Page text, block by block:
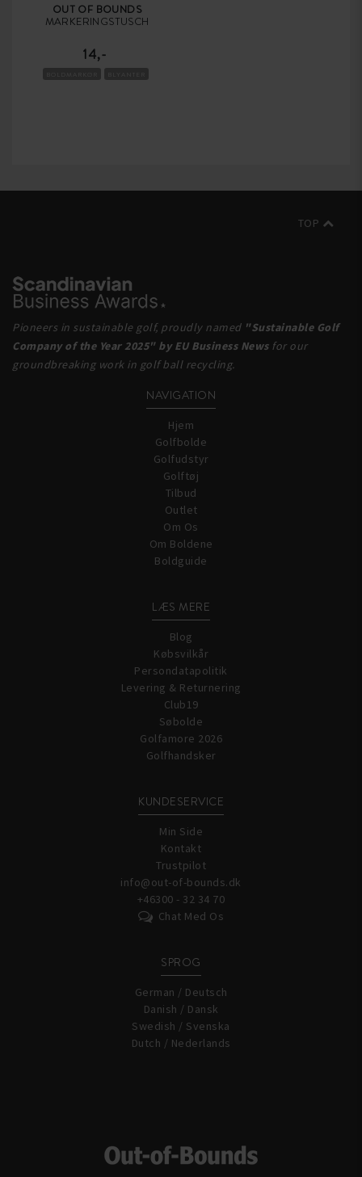
OUT OF BOUNDS
MARKERINGSTUSCH
14,-
Pioneers in sustainable golf, proudly named "Sustainable Golf
Company of the Year 2025" by EU Business Newsfor our
groundbreaking work in golf ball recycling.
TOP
NAVIGATION
Hjem
Golfbolde
Golfudstyr
Golftøj
Tilbud
Outlet
Om Os
Om Boldene
Boldguide
LÆS MERE
Blog
Købsvilkår
Persondatapolitik
Levering & Returnering
Club19
Søbolde
Golfamore 2026
Golfhandsker
KUNDESERVICE
Min Side
Kontakt
Trustpilot
info@out-of-bounds.dk
+46300 - 32 34 70
Chat Med Os
SPROG
German / Deutsch
Danish / Dansk
Swedish / Svenska
Dutch / Nederlands